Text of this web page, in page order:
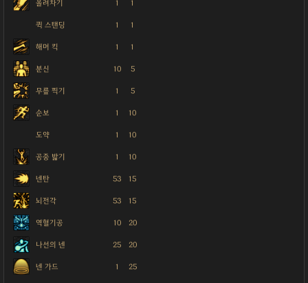
올려차기 1 1
퀵 스탠딩 1 1
해머 킥 1 1
분신 10 5
무릎 찍기 1 5
순보 1 10
도약 1 10
공중 밟기 1 10
넨탄 53 15
뇌전각 53 15
역혈기공 10 20
나선의 넨 25 20
넨 가드 1 25